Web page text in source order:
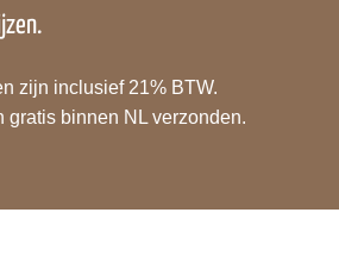
zijn inclusief 21% BTW.
gratis binnen NL verzonden.